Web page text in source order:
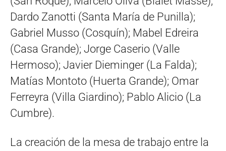
Dardo Zanotti (Santa María de Punilla);
Gabriel Musso (Cosquín); Mabel Edreira
(Casa Grande); Jorge Caserio (Valle
Hermoso); Javier Dieminger (La Falda);
Matías Montoto (Huerta Grande); Omar
Ferreyra (Villa Giardino); Pablo Alicio (La
Cumbre).
La creación de la mesa de trabajo entre la